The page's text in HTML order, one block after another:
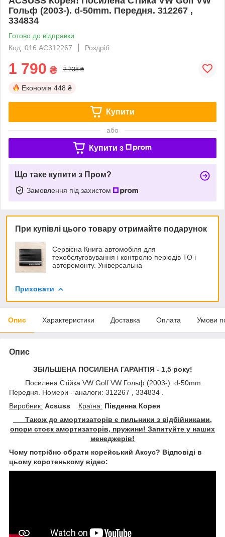
Гольф (2003-). d-50mm. Передня. 312267 ,
334834
Готово до відправки
Код: 016.AC312267
Роздріб
1 790 ₴ 2 238 ₴
Економія 448 ₴
Купити
або
Купити з
Що таке купити з Пром?
Замовлення під захистом
При купівлі цього товару отримайте подарунок
Сервісна Книга автомобіля для
техобслуговування і контролю періодів ТО і
авторемонту. Універсальна
Приховати
Опис Характеристики Доставка Оплата Умови
Опис
ЗБІЛЬШЕНА ПОСИЛЕНА ГАРАНТІЯ - 1,5 року!
Посилена Стійка VW Golf VW Гольф (2003-). d-50mm.
Передня. Номери - аналоги: 312267 , 334834 .
Виробник: Acsuss Крaїна: Південна Корея
Також до амортизаторів є пильники з відбійниками,
опори стоєк амортизаторів, пружини! Запитуйте у наших
менеджерів!
Чому потрібно обрати корейський Аксус? Відповіді в
цьому коротенькому відео: